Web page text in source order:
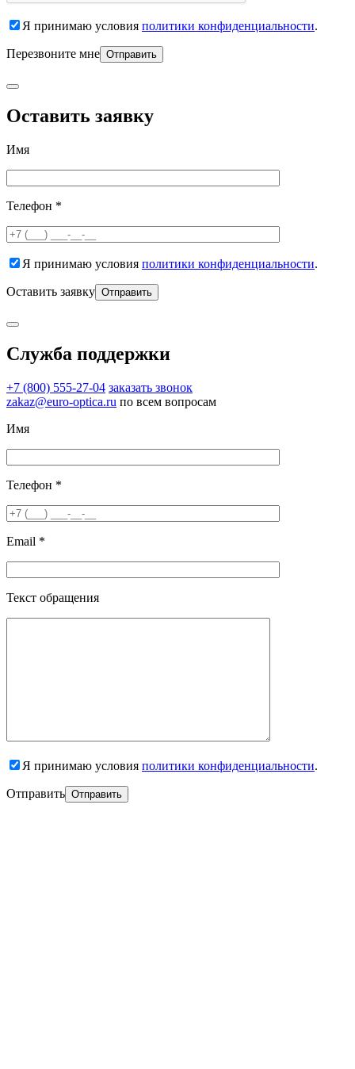
Я принимаю условия политики конфиденциальности.
Перезвоните мне
Оставить заявку
Имя
Телефон *
Я принимаю условия политики конфиденциальности.
Оставить заявку
Служба поддержки
+7 (800) 555-27-04 заказать звонок
zakaz@euro-optica.ru по всем вопросам
Имя
Телефон *
Email *
Текст обращения
Я принимаю условия политики конфиденциальности.
Отправить